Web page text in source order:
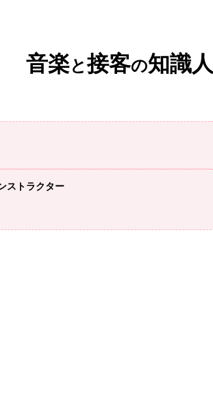
音楽と接客の知識人
ストラクター